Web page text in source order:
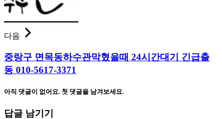
다음
중랑구 면목동하수관막혔을때 24시간대기 긴급출
동 010-5617-3371
아직 댓글이 없어요. 첫 댓글을 남겨보세요.
답글 남기기